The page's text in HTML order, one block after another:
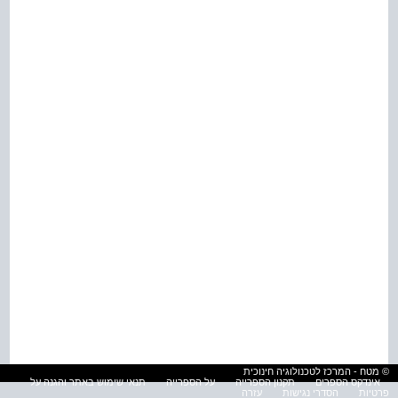
© מטח - המרכז לטכנולוגיה חינוכית
אינדקס הספרים
תקנון הספרייה על הספרייה
תנאי שימוש באתר והגנה על
פרטיות
הסדרי נגישות עזרה